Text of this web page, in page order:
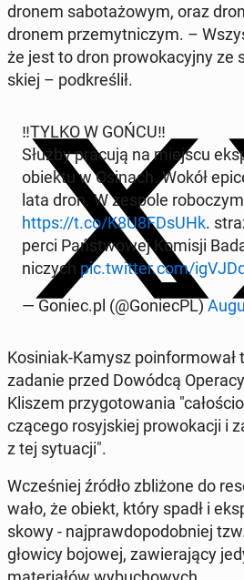
dronem sa­bo­ta­żo­wym, oraz
dronem prze­myt­ni­czym. –
że jest to dron pro­wo­ka­cyj­ny ze
skiej – pod­kre­ślił.
‼️TYLKO W GOŃCU‼️
Służby pracują na miejscu
obiektu w Osinach. Wokół
lata dron. W zespole ro­bo­czym
https://t.co/K8U8FDsUHk.
per­ci Pań­stwo­wej Komisji
ni­czych pic.twitter.com/
— Goniec.pl (@Go­niecPL)
Ko­si­niak-Kamysz po­in­for­mo­wał
zadanie przed Dowódcą
Kliszem przy­go­to­wa­nia
czą­ce­go ro­syj­skiej pro­wo­ka­cji i
z tej sy­tu­acji".
Wcze­śniej źródło zbli­żo­ne do
wa­ło, że obiekt, który spadł i
sko­wy - naj­praw­do­po­dob­niej
głowicy bojowej, za­wie­ra­ją­cy